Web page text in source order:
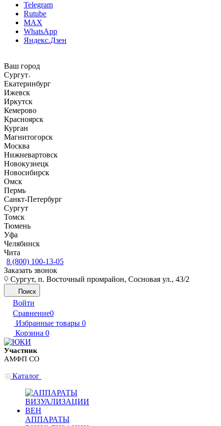
Telegram
Rutube
MAX
WhatsApp
Яндекс.Дзен
Ваш город
Сургут
Екатеринбург
Ижевск
Иркутск
Кемерово
Красноярск
Курган
Магнитогорск
Москва
Нижневартовск
Новокузнецк
Новосибирск
Омск
Пермь
Санкт-Петербург
Сургут
Томск
Тюмень
Уфа
Челябинск
Чита
8 (800) 100-13-05
Заказать звонок
Сургут, п. Восточный промрайон, Сосновая ул., 43/2
Поиск
Войти
Сравнение0
Избранные товары 0
Корзина 0
Участник
АМФП СО
Каталог
АППАРАТЫ